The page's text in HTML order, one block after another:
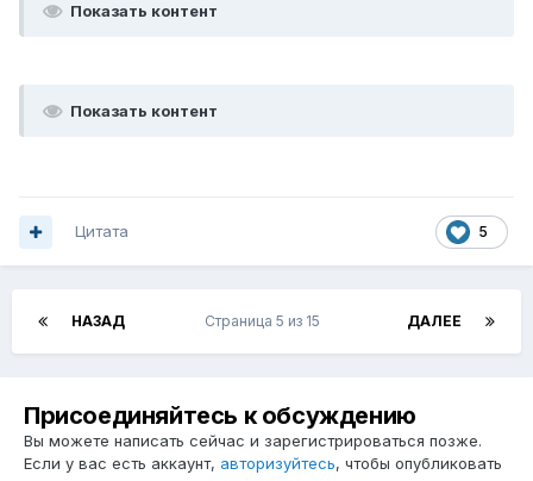
Показать контент
Показать контент
5
Цитата
НАЗАД ДАЛЕЕ
Страница 5 из 15
Присоединяйтесь к обсуждению
Вы можете написать сейчас и зарегистрироваться позже.
Если у вас есть аккаунт, авторизуйтесь, чтобы опубликовать